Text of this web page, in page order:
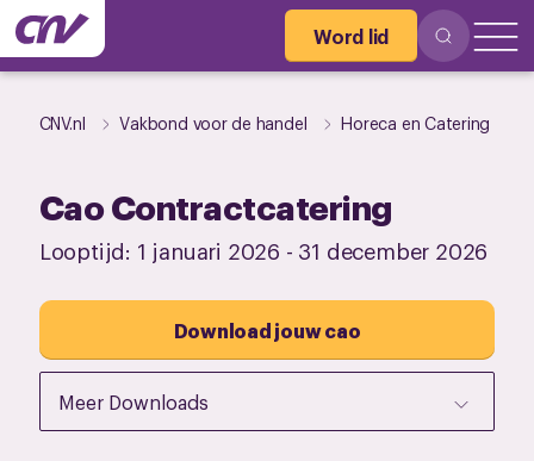
Word lid
CNV.nl Vakbond voor de handel Horeca en Catering
Cao Contractcatering
Looptijd: 1 januari 2026 - 31 december 2026
Download jouw cao
Meer Downloads